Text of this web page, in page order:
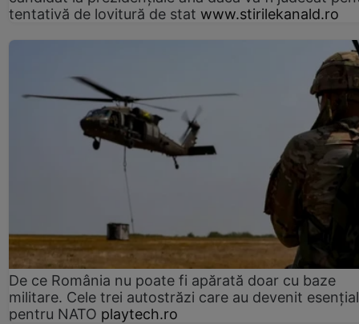
tentativă de lovitură de stat www.stirilekanald.ro
De ce România nu poate fi apărată doar cu baze
militare. Cele trei autostrăzi care au devenit
pentru NATO playtech.ro